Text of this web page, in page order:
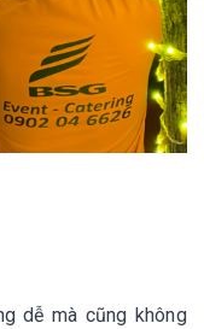
dễ mà cũng không